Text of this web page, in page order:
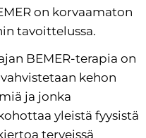
on korvaamaton
tavoittelussa.
BEMER-terapia on
kehon
ja jonka
yleistä fyysistä
terveissä